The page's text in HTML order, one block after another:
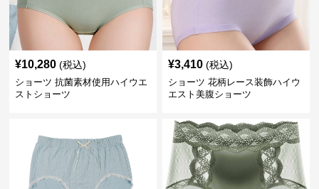
¥10,280 (税込)
ショーツ 抗菌素材使用ハイウエ
ストショーツ
¥3,410 (税込)
ショーツ 花柄レース装飾ハイウ
エスト美腹ショーツ